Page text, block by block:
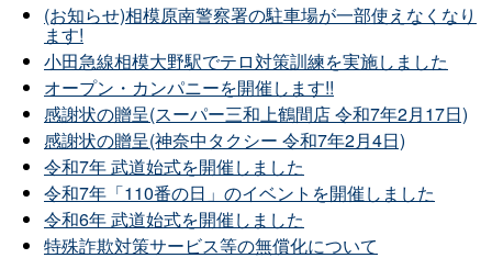
(お知らせ)相模原南警察署の駐車場が一部使えなくなり
ます!
小田急線相模大野駅でテロ対策訓練を実施しました
オープン・カンパニーを開催します!!
感謝状の贈呈(スーパー三和上鶴間店 令和7年2月17日)
感謝状の贈呈(神奈中タクシー 令和7年2月4日)
令和7年 武道始式を開催しました
令和7年「110番の日」のイベントを開催しました
令和6年 武道始式を開催しました
特殊詐欺対策サービス等の無償化について